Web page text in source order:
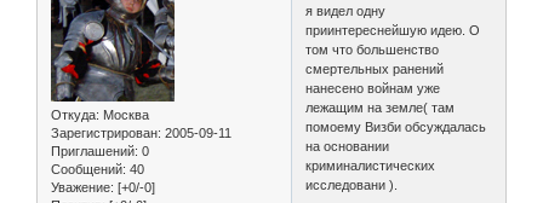
Откуда: Москва
Зарегистрирован: 2005-09-11
Приглашений: 0
Сообщений: 40
Уважение: [+0/-0]
я видел одну
приинтереснейшую идею. О
том что большенство
смертельных ранений
нанесено войнам уже
лежащим на земле( там
помоему Визби обсуждалась
на основании
криминалистических
исследовани ).